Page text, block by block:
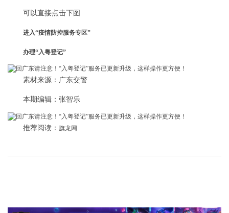
可以直接点击下图
进入“疫情防控服务专区”
办理“入粤登记”
素材来源：广东交警
本期编辑：张智乐
推荐阅读： 旗龙网